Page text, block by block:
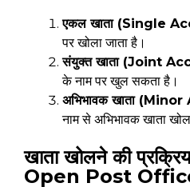
एकल खाता (Single
पर खोला जाता है।
संयुक्त खाता (Joint
के नाम पर खुल सकता है।
अभिभावक खाता
नाम से अभिभावक खाता
खाता खोलने की
Open Post